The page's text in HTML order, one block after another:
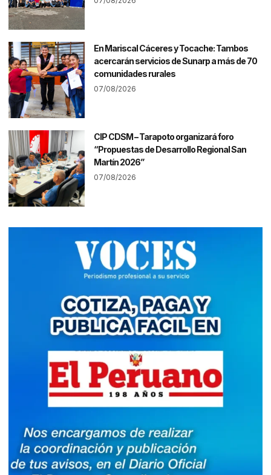
En Mariscal Cáceres y Tocache: Tambos
acercarán servicios de Sunarp a más de 70
comunidades rurales
07/08/2026
CIP CDSM – Tarapoto organizará foro
“Propuestas de Desarrollo Regional San
Martín 2026”
07/08/2026